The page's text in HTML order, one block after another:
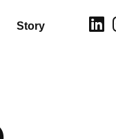
Story